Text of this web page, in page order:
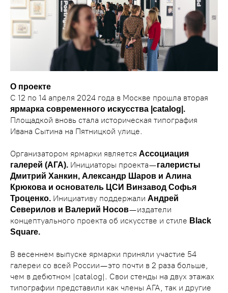
О проекте
С 12 по 14 апреля 2024 года в Москве прошла вторая
ярмарка современного искусства |catalog|.
Площадкой вновь стала историческая типография
Ивана Сытина на Пятницкой улице.
Организатором ярмарки является Ассоциация
галерей (АГА). Инициаторы проекта —галеристы
Дмитрий Ханкин, Александр Шаров и Алина
Крюкова и основатель ЦСИ Винзавод Софья
Троценко. Инициативу поддержали Андрей
Северилов и Валерий Носов— издатели
концептуального проекта об искусстве и стиле Black
Square.
В весеннем выпуске ярмарки приняли участие 54
галереи со всей России — это почти в 2 раза больше,
чем в дебютном |catalog|. Свои стенды на двух этажах
типографии представили как члены АГА, так и другие